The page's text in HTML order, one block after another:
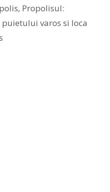
, Propolisul:
varos si loca